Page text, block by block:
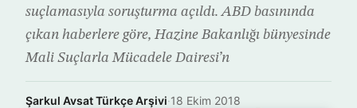
suçlamasıyla soruşturma açıldı. ABD basınında
çıkan haberlere göre, Hazine Bakanlığı bünyesinde
Mali Suçlarla Mücadele Dairesi’n
Şarkul Avsat Türkçe Arşivi·18 Ekim 2018